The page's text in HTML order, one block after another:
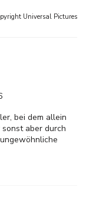
Universal Pictures
bei dem allein
aber durch